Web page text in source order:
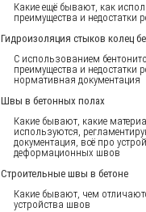
Какие ещё бывают, как
преимущества и недостатки
Гидроизоляция стыков колец
С использованием
преимущества и недостатки
нормативная документация
Швы в бетонных полах
Какие бывают, какие
используются,
документация, всё про
деформационных швов
Строительные швы в бетоне
Какие бывают, чем
устройства швов